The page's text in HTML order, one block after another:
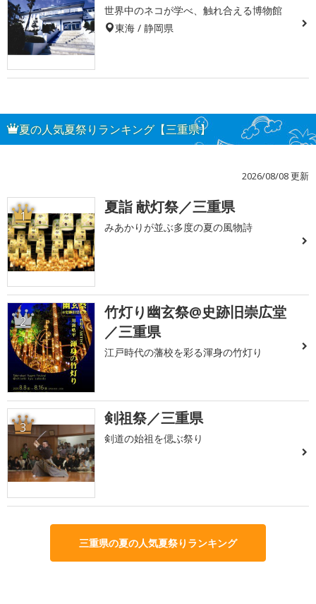
世界中のネコが学べ、触れ合える博物館
東海 / 静岡県
夏の人気夏祭りランキング【三重県】
2026/08/08 更新
1 夏詣 献灯祭／三重県
みあかりが並ぶ多度の夏の風物詩
2
竹灯り幽玄祭@史跡旧崇広堂
／三重県
江戸時代の藩校を彩る渾身の竹灯り
3 剣祖祭／三重県
剣道の始祖を偲ぶ祭り
三重県の夏の人気夏祭りランキング